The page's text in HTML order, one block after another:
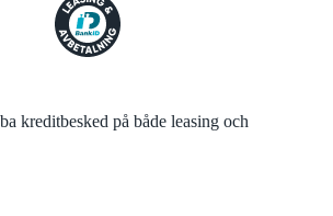
kreditbesked på både leasing och